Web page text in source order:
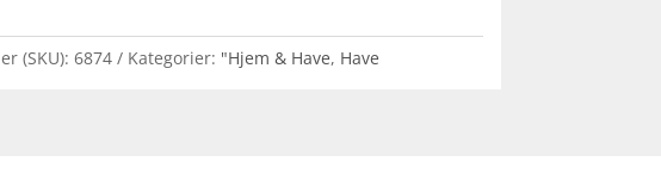
(SKU): 6874 Kategorier: "Hjem & Have, Have